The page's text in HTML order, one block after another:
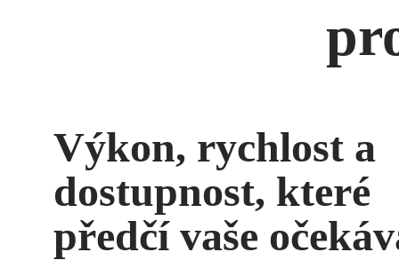
Výkon, rychlost a
dostupnost, které
předčí vaše